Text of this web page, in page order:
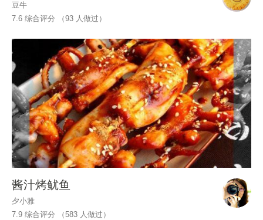
豆牛
7.6 综合评分 （93 人做过）
酱汁烤鱿鱼
夕小雅
7.9 综合评分 （583 人做过）